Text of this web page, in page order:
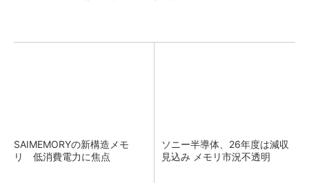
SAIMEMORYの新構造メモ
リ 低消費電力に焦点
ソニー半導体、26年度は減収
見込み メモリ市況不透明